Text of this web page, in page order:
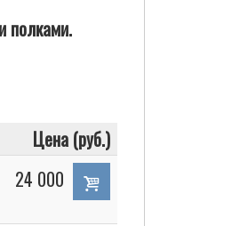
полками.
Цена (руб.)
24 000